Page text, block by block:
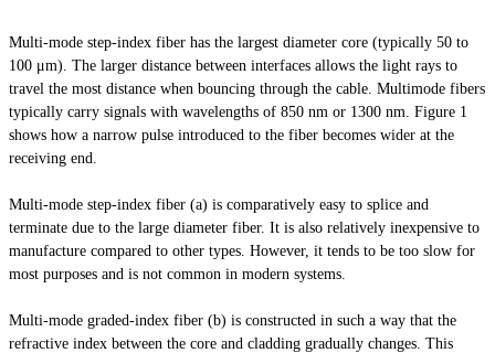
Multi-mode step-index fiber has the largest diameter core (typically 50 to
100 μm). The larger distance between interfaces allows the light rays to
travel the most distance when bouncing through the cable. Multimode fibers
typically carry signals with wavelengths of 850 nm or 1300 nm. Figure 1
shows how a narrow pulse introduced to the fiber becomes wider at the
receiving end.
Multi-mode step-index fiber (a) is comparatively easy to splice and
terminate due to the large diameter fiber. It is also relatively inexpensive to
manufacture compared to other types. However, it tends to be too slow for
most purposes and is not common in modern systems.
Multi-mode graded-index fiber (b) is constructed in such a way that the
refractive index between the core and cladding gradually changes. This